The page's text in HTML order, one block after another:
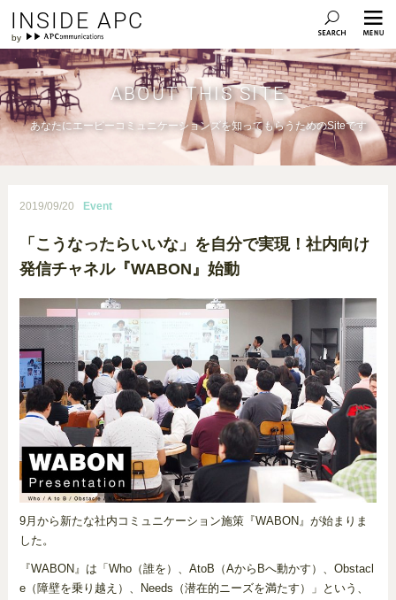
INSIDE APC
ABOUT THIS SITE
あなたにエーピーコミュニケーションズを知ってもらうためのSiteです
2019/09/20 Event
「こうなったらいいな」を自分で実現！社内向け
発信チャネル『WABON』始動
9月から新たな社内コミュニケーション施策『WABON』が始まりま
した。
『WABON』は「Who（誰を）、AtoB（AからBへ動かす）、Obstacl
e（障壁を乗り越え）、Needs（潜在的ニーズを満たす）」という、